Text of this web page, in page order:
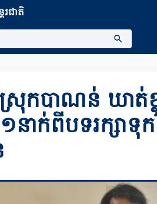
រជាតិ
រុកបាណន់ ឃាត់
ាក់ពីបទរក្សាទុ